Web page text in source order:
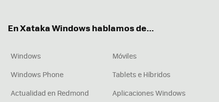
En Xataka Windows hablamos de...
Windows
Móviles
Windows Phone
Tablets e Híbridos
Actualidad en Redmond
Aplicaciones Windows